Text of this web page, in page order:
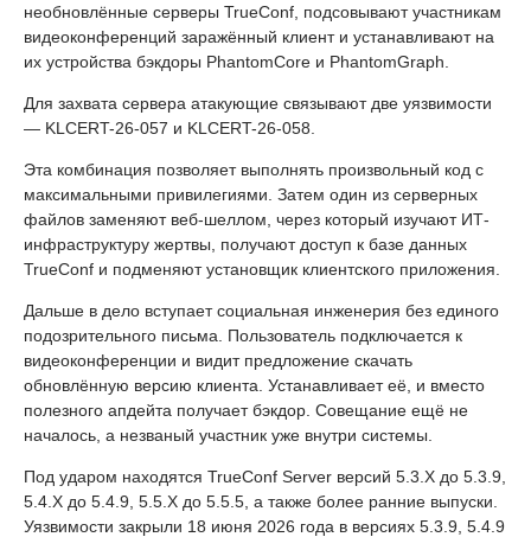
необновлённые серверы TrueConf, подсовывают участникам
видеоконференций заражённый клиент и устанавливают на
их устройства бэкдоры PhantomCore и PhantomGraph.
Для захвата сервера атакующие связывают две уязвимости
— KLCERT-26-057 и KLCERT-26-058.
Эта комбинация позволяет выполнять произвольный код с
максимальными привилегиями. Затем один из серверных
файлов заменяют веб-шеллом, через который изучают ИТ-
инфраструктуру жертвы, получают доступ к базе данных
TrueConf и подменяют установщик клиентского приложения.
Дальше в дело вступает социальная инженерия без единого
подозрительного письма. Пользователь подключается к
видеоконференции и видит предложение скачать
обновлённую версию клиента. Устанавливает её, и вместо
полезного апдейта получает бэкдор. Совещание ещё не
началось, а незваный участник уже внутри системы.
Под ударом находятся TrueConf Server версий 5.3.X до 5.3.9,
5.4.X до 5.4.9, 5.5.X до 5.5.5, а также более ранние выпуски.
Уязвимости закрыли 18 июня 2026 года в версиях 5.3.9, 5.4.9